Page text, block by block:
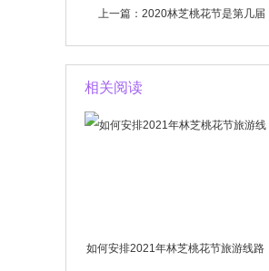
上一篇： 2020林芝桃花节是第几届
相关阅读
如何安排2021年林芝桃花节旅游线路